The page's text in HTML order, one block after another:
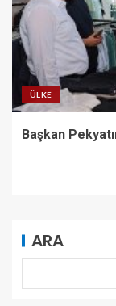
ÜLKE
Başkan
ARA